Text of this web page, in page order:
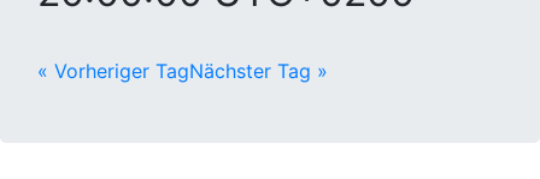
« Vorheriger TagNächster Tag »